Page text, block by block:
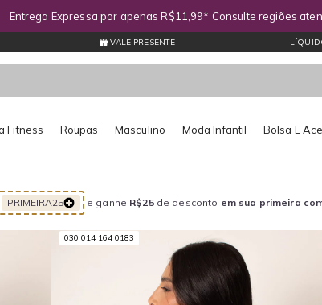
Entrega Expressa por apenas R$11,99* Consulte regiões
VALE PRESENTE
Bolsa E
Masculino Moda Infantil
Roupas
Fitness
PRIMEIRA25 e ganhe R$25de desconto em sua primeira
030 014 164 0183